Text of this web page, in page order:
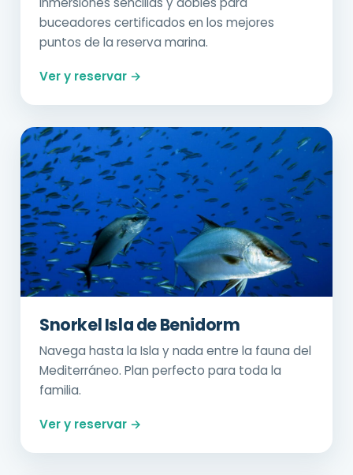
buceadores certificados en los mejores
puntos de la reserva marina.
Ver y reservar →
Snorkel Isla de Benidorm
Navega hasta la Isla y nada entre la fauna del
Mediterráneo. Plan perfecto para toda la
familia.
Ver y reservar →